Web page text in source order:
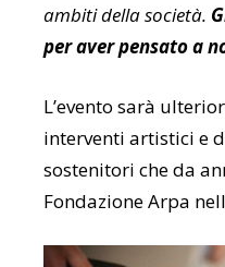
ambiti della società.
per aver pensato a
L’evento sarà
interventi artistici e
sostenitori che da
Fondazione Arpa